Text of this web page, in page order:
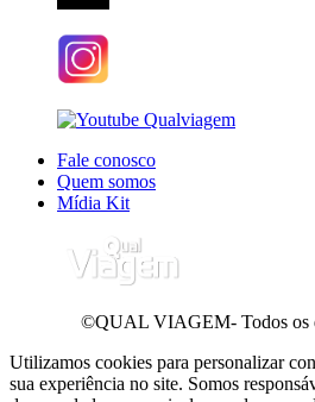
Fale conosco
Quem somos
Mídia Kit
©QUAL VIAGEM- Todos os
Utilizamos cookies para personalizar
sua experiência no site. Somos